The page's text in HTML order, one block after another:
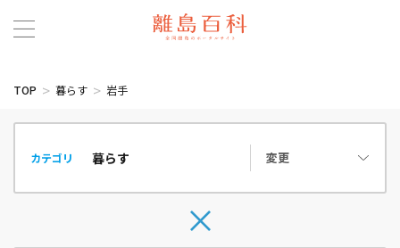
TOP 暮らす 岩手
カテゴリ 変更